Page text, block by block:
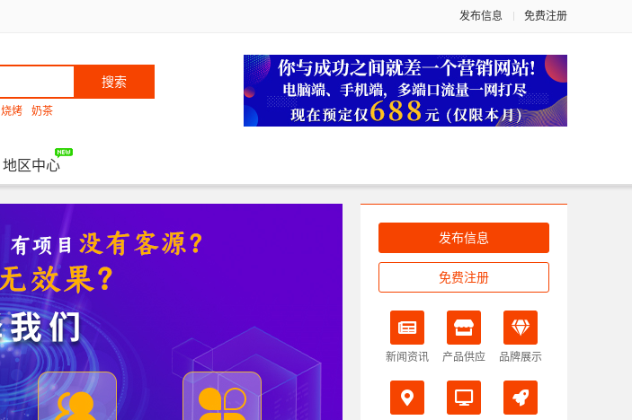
发布信息 免费注册
搜索
烧烤 奶茶
地区中心
发布信息
免费注册
新闻资讯 产品供应 品牌展示